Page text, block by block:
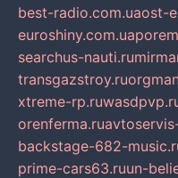
best-radio.com.uaost-
euroshiny.com.ua
searchus-nauti.ru
transgazstroy.ru
xtreme-rp.ru
orenferma.ru
backstage-682-
prime-cars63.ruun-